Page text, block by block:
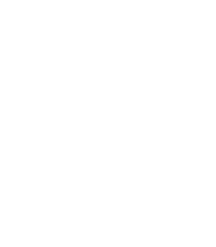
authorityUtils)